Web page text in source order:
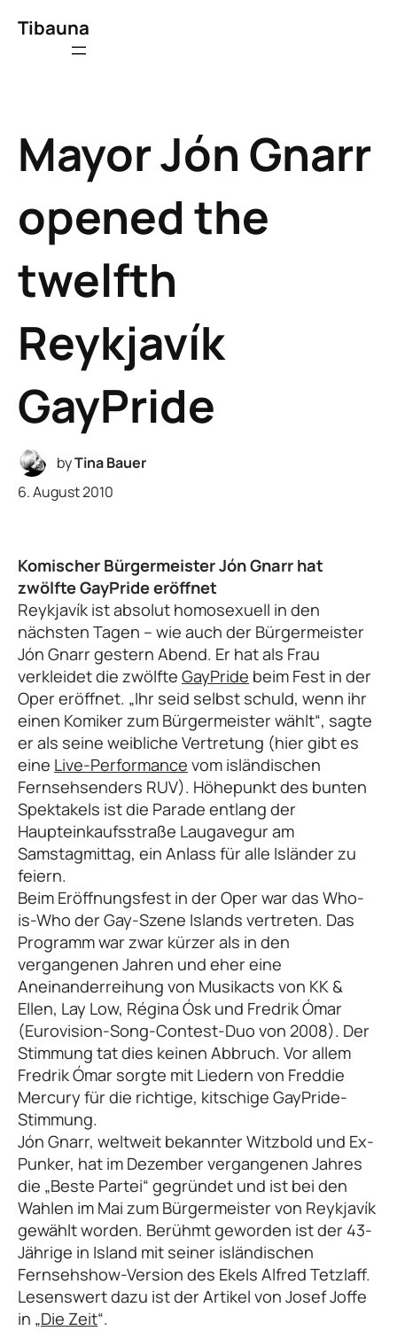
Tibauna
Mayor Jón Gnarr
opened the
twelfth
Reykjavík
GayPride
byTina Bauer
6. August 2010
Komischer Bürgermeister Jón Gnarr hat
zwölfte GayPride eröffnet
Reykjavík ist absolut homosexuell in den
nächsten Tagen – wie auch der Bürgermeister
Jón Gnarr gestern Abend. Er hat als Frau
verkleidet die zwölfte GayPride beim Fest in der
Oper eröffnet. „Ihr seid selbst schuld, wenn ihr
einen Komiker zum Bürgermeister wählt“, sagte
er als seine weibliche Vertretung (hier gibt es
eine Live-Performance vom isländischen
Fernsehsenders RUV). Höhepunkt des bunten
Spektakels ist die Parade entlang der
Haupteinkaufsstraße Laugavegur am
Samstagmittag, ein Anlass für alle Isländer zu
feiern.
Beim Eröffnungsfest in der Oper war das Who-
is-Who der Gay-Szene Islands vertreten. Das
Programm war zwar kürzer als in den
vergangenen Jahren und eher eine
Aneinanderreihung von Musikacts von KK &
Ellen, Lay Low, Régina Ósk und Fredrik Ómar
(Eurovision-Song-Contest-Duo von 2008). Der
Stimmung tat dies keinen Abbruch. Vor allem
Fredrik Ómar sorgte mit Liedern von Freddie
Mercury für die richtige, kitschige GayPride-
Stimmung.
Jón Gnarr, weltweit bekannter Witzbold und Ex-
Punker, hat im Dezember vergangenen Jahres
die „Beste Partei“ gegründet und ist bei den
Wahlen im Mai zum Bürgermeister von Reykjavík
gewählt worden. Berühmt geworden ist der 43-
Jährige in Island mit seiner isländischen
Fernsehshow-Version des Ekels Alfred Tetzlaff.
Lesenswert dazu ist der Artikel von Josef Joffe
in „Die Zeit“.